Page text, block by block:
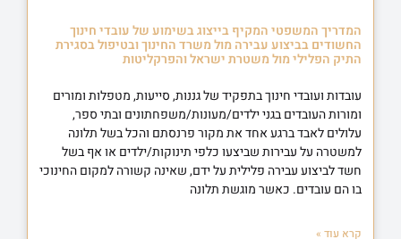
המדריך המשפטי המקיף בייצוג בשימוע של עובדי חינוך
החשודים בביצוע עבירה מול משרד החינוך ובטיפול בסגירת
התיק הפלילי מול משטרת ישראל והפרקליטות
עובדות ועובדי חינוך בתפקיד של גננות, סייעות, מטפלות ומורים
ומורות העובדים בגני ילדים/מעונות/משפחתונים ובתי ספר,
עלולים לאבד ברגע אחד את מקור פרנסתם והכל בשל תלונה
למשטרה על עבירות שביצעו כלפי תינוקות/ילדים או אף בשל
חשד לביצוע עבירה פלילית על ידם, שאינה קשורה למקום החינוכי
בו הם עובדים. כאשר מוגשת תלונה
קרא עוד »